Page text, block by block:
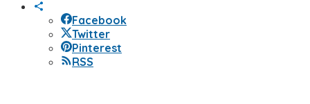
Facebook
Twitter
Pinterest
RSS